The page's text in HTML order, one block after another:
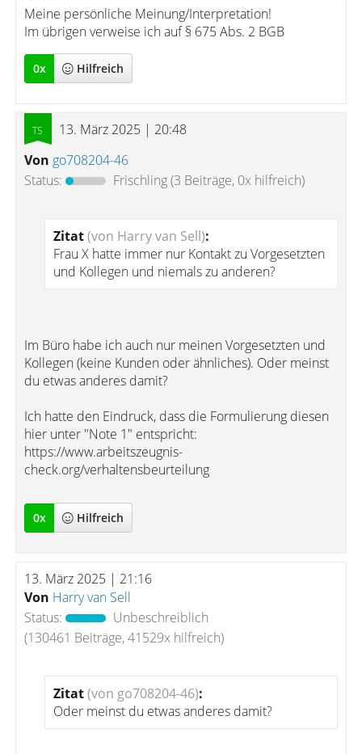
Meine persönliche Meinung/Interpretation!
Im übrigen verweise ich auf § 675 Abs. 2 BGB
0x Hilfreich
13. März 2025 | 20:48
Von go708204-46
Status:
Frischling(3 Beiträge, 0x hilfreich)
Zitat(von Harry van Sell):
Frau X hatte immer nur Kontakt zu Vorgesetzten
und Kollegen und niemals zu anderen?
Im Büro habe ich auch nur meinen Vorgesetzten und
Kollegen (keine Kunden oder ähnliches). Oder meinst
du etwas anderes damit?
Ich hatte den Eindruck, dass die Formulierung diesen
hier unter "Note 1" entspricht:
https://www.arbeitszeugnis-
check.org/verhaltensbeurteilung
0x Hilfreich
13. März 2025 | 21:16
Von Harry van Sell
Status:
Unbeschreiblich
(130461 Beiträge, 41529x hilfreich)
Zitat(von go708204-46):
Oder meinst du etwas anderes damit?